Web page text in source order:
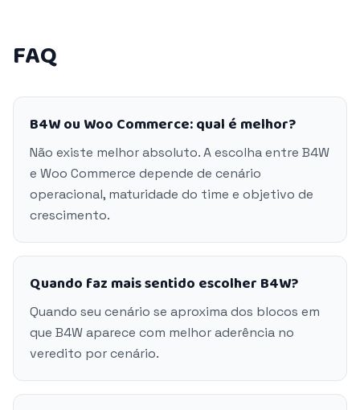
FAQ
B4W ou Woo Commerce: qual é melhor?
Não existe melhor absoluto. A escolha entre B4W
e Woo Commerce depende de cenário
operacional, maturidade do time e objetivo de
crescimento.
Quando faz mais sentido escolher B4W?
Quando seu cenário se aproxima dos blocos em
que B4W aparece com melhor aderência no
veredito por cenário.